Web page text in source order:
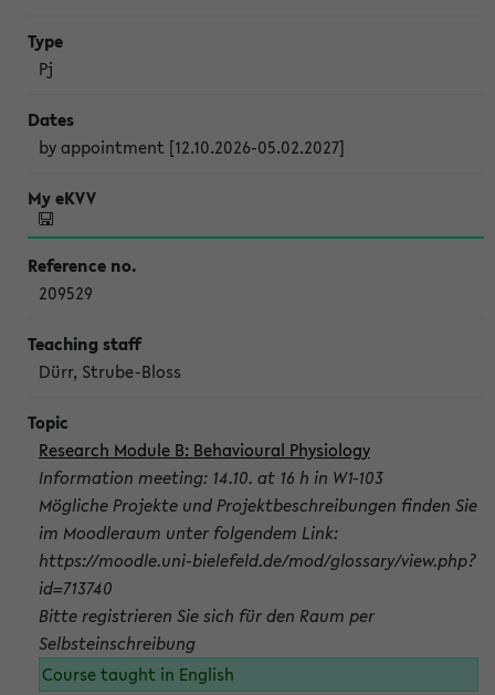
Pj
by appointment [12.10.2026-05.02.2027]
209529
Dürr, Strube-Bloss
Research Module B: Behavioural Physiology
Information meeting: 14.10. at 16 h in W1-103
Mögliche Projekte und Projektbeschreibungen finden Sie
im Moodleraum unter folgendem Link:
https://moodle.uni-bielefeld.de/mod/glossary/view.php?
id=713740
Bitte registrieren Sie sich für den Raum per
Selbsteinschreibung
Course taught in English